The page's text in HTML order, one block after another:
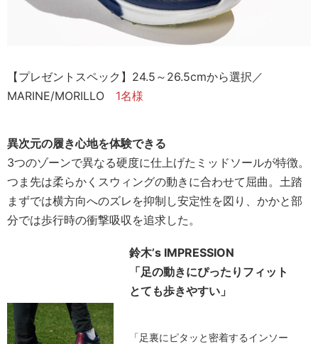
【プレゼントスペック】24.5～26.5cmから選択／
MARINE/MORILLO 1名様
異次元の履き心地を体験できる
3つのゾーンで異なる硬度に仕上げたミッドソールが特徴。
つま先は柔らかくスウィングの動きに合わせて屈曲。土踏
まずでは横方向へのズレを抑制し安定性を図り、かかと部
分では歩行時の衝撃吸収を追求した。
鈴木’s IMPRESSION
「足の動きにぴったりフィット
とても歩きやすい」
「足裏にピタッと密着するインソー